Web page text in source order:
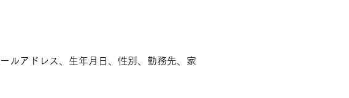
ルアドレス、生年月日、性別、勤務先、家